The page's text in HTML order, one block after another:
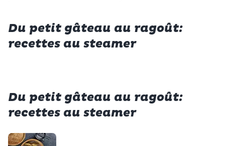
Du petit gâteau au ragoût:
recettes au steamer
Du petit gâteau au ragoût:
recettes au steamer